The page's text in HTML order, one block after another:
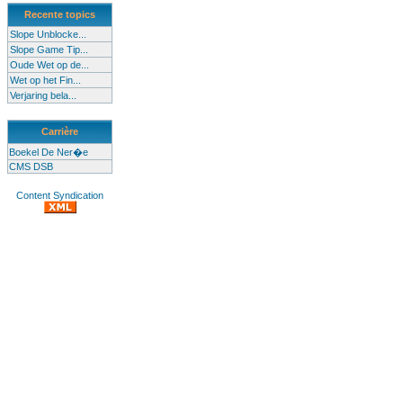
Recente topics
Slope Unblocke...
Slope Game Tip...
Oude Wet op de...
Wet op het Fin...
Verjaring bela...
Carrière
Boekel De Ner�e
CMS DSB
Content Syndication